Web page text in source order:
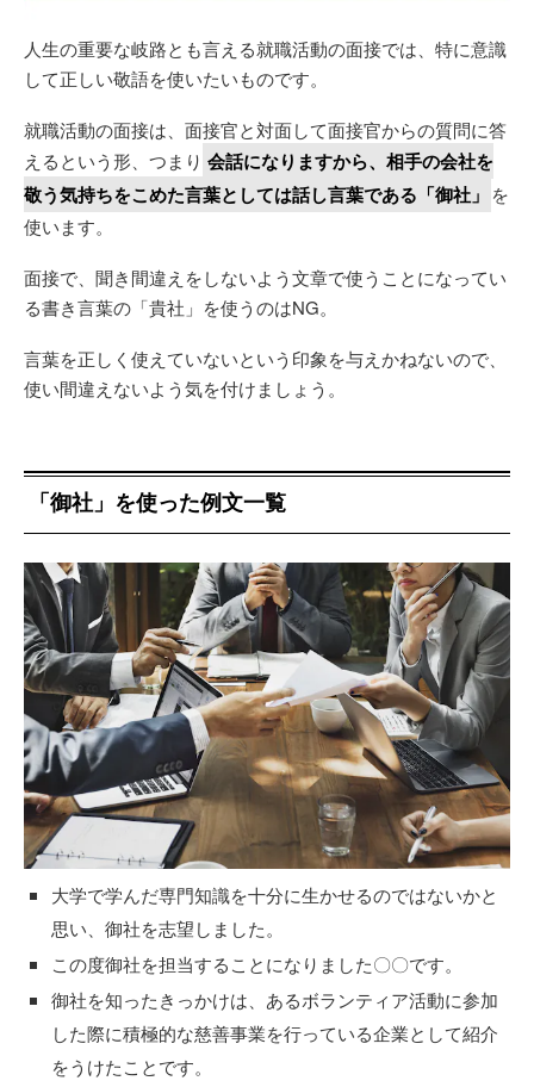
人生の重要な岐路とも言える就職活動の面接では、特に意識
して正しい敬語を使いたいものです。
就職活動の面接は、面接官と対面して面接官からの質問に答
えるという形、つまり 会話になりますから、相手の会社を
敬う気持ちをこめた言葉としては話し言葉である「御社」 を
使います。
面接で、聞き間違えをしないよう文章で使うことになってい
る書き言葉の「貴社」を使うのはNG。
言葉を正しく使えていないという印象を与えかねないので、
使い間違えないよう気を付けましょう。
「御社」を使った例文一覧
大学で学んだ専門知識を十分に生かせるのではないかと
思い、御社を志望しました。
この度御社を担当することになりました〇〇です。
御社を知ったきっかけは、あるボランティア活動に参加
した際に積極的な慈善事業を行っている企業として紹介
をうけたことです。